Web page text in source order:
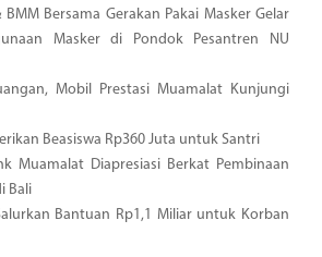
Bersama Gerakan Pakai Masker Gelar
Masker di Pondok Pesantren NU
Mobil Prestasi Muamalat Kunjungi
Beasiswa Rp360 Juta untuk Santri
Muamalat Diapresiasi Berkat Pembinaan
Bali
Bantuan Rp1,1 Miliar untuk Korban